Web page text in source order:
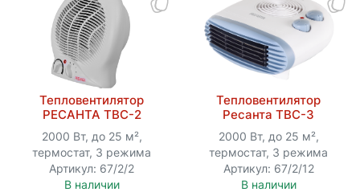
Тепловентилятор
РЕСАНТА ТВС-2
2000 Вт, до 25 м²,
термостат, 3 режима
Артикул: 67/2/2
В наличии
Тепловентилятор
Ресанта ТВС-3
2000 Вт, до 25 м²,
термостат, 3 режима
Артикул: 67/2/12
В наличии